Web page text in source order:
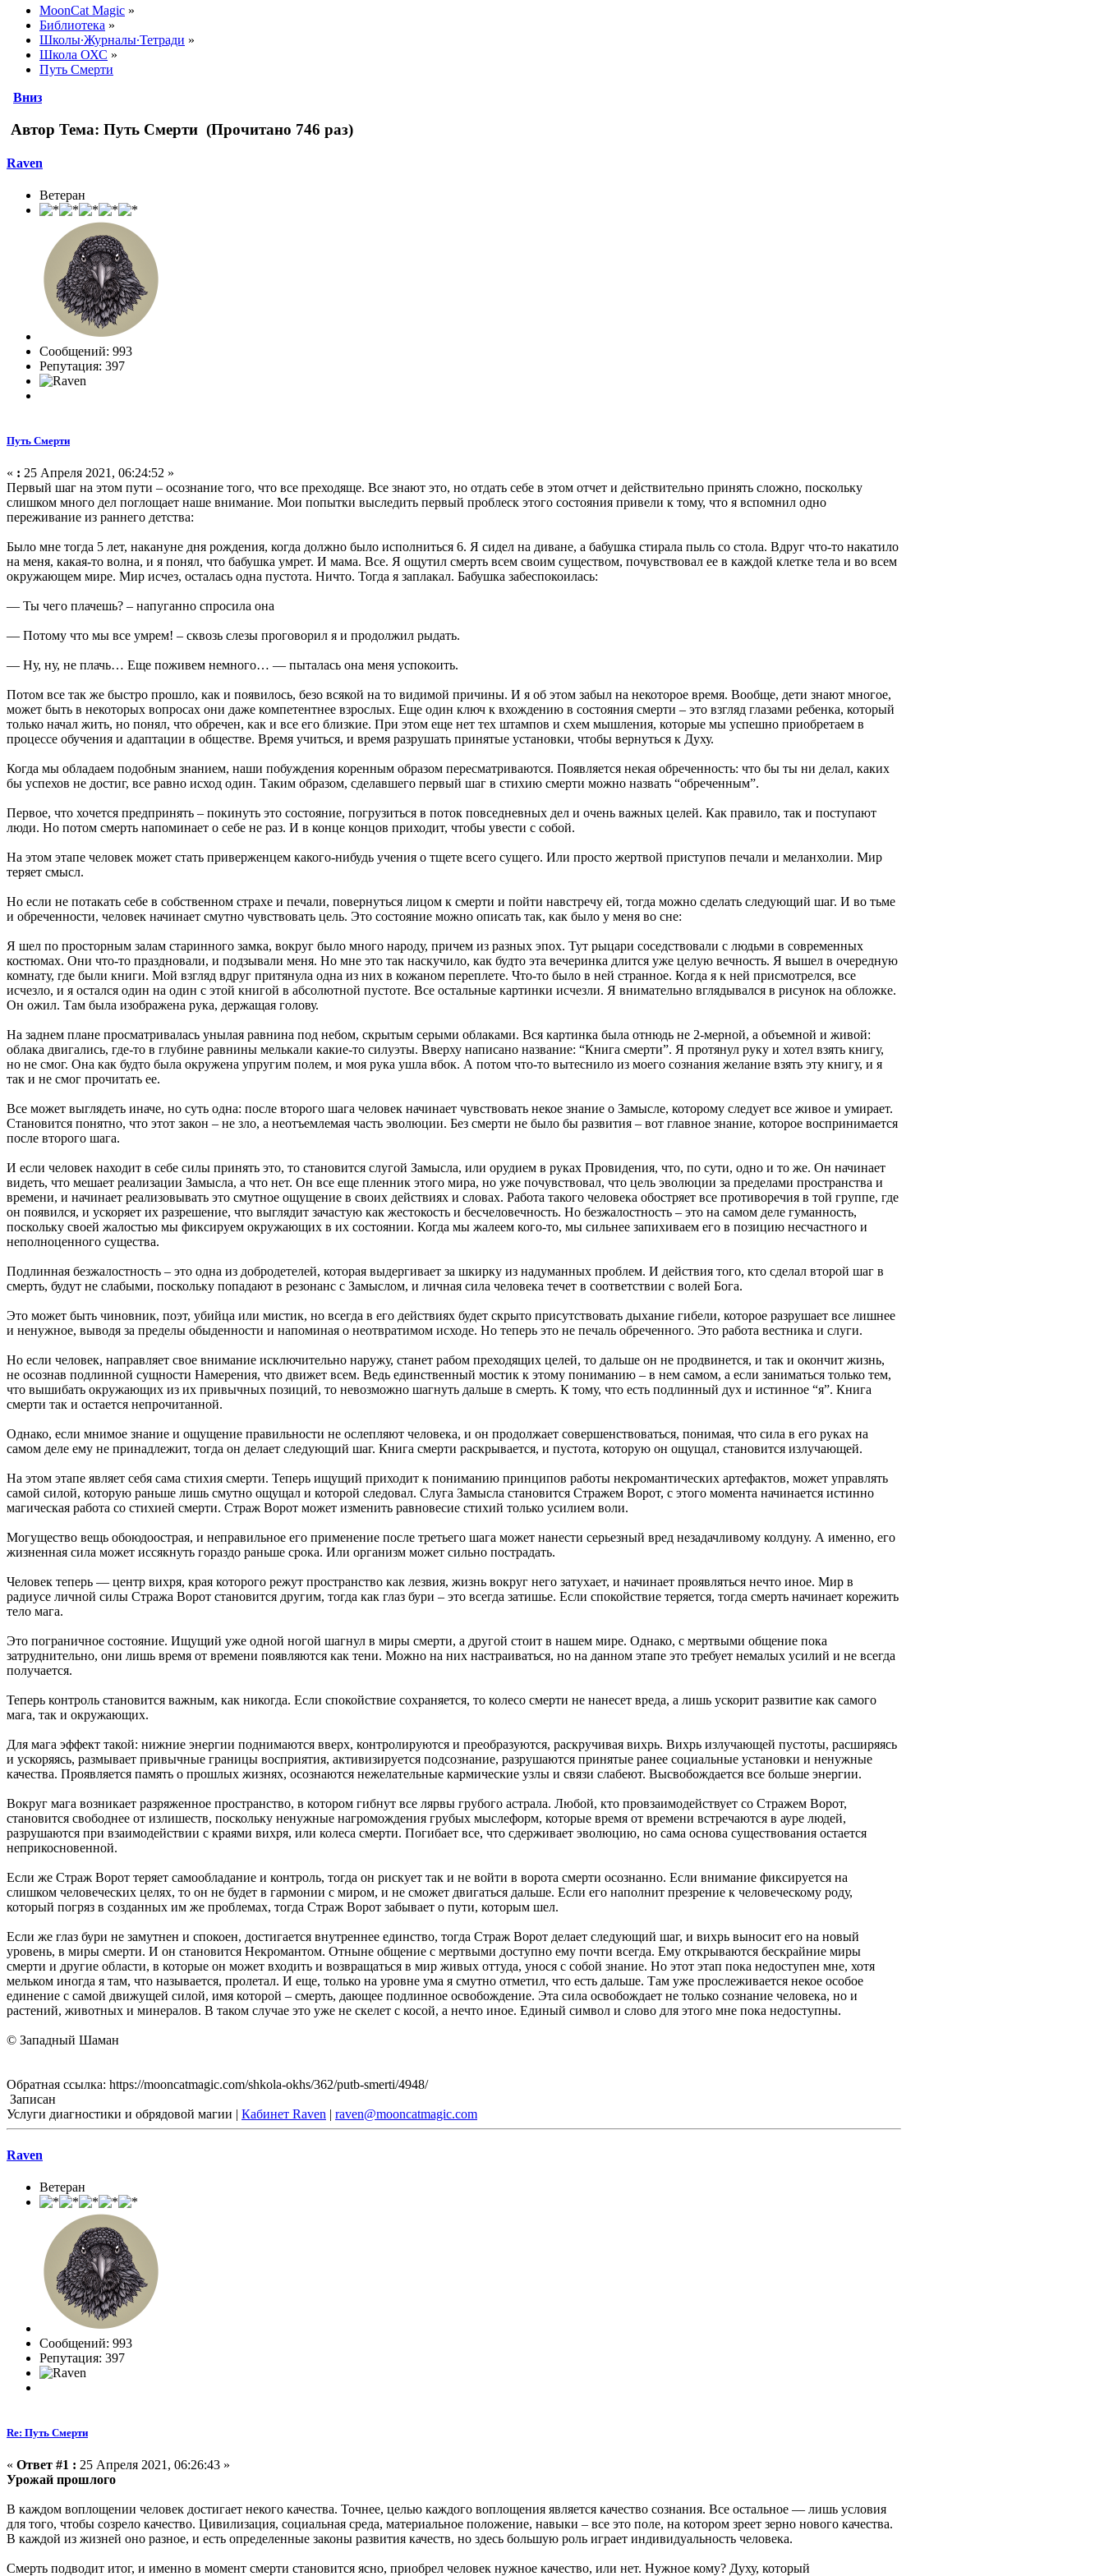
MoonCat Magic »
Библиотека »
Школы∙Журналы∙Тетради »
Школа ОХС »
Путь Смерти
Вниз
Автор Тема: Путь Смерти (Прочитано 746 раз)
Raven
Ветеран
Сообщений: 993
Репутация: 397
Путь Смерти
« : 25 Апреля 2021, 06:24:52 »
Первый шаг на этом пути – осознание того, что все преходяще. Все знают это, но отдать себе в этом отчет и действительно принять сложно, поскольку
слишком много дел поглощает наше внимание. Мои попытки выследить первый проблеск этого состояния привели к тому, что я вспомнил одно
переживание из раннего детства:
Было мне тогда 5 лет, накануне дня рождения, когда должно было исполниться 6. Я сидел на диване, а бабушка стирала пыль со стола. Вдруг что-то накатило
на меня, какая-то волна, и я понял, что бабушка умрет. И мама. Все. Я ощутил смерть всем своим существом, почувствовал ее в каждой клетке тела и во всем
окружающем мире. Мир исчез, осталась одна пустота. Ничто. Тогда я заплакал. Бабушка забеспокоилась:
— Ты чего плачешь? – напуганно спросила она
— Потому что мы все умрем! – сквозь слезы проговорил я и продолжил рыдать.
— Ну, ну, не плачь… Еще поживем немного… — пыталась она меня успокоить.
Потом все так же быстро прошло, как и появилось, безо всякой на то видимой причины. И я об этом забыл на некоторое время. Вообще, дети знают многое,
может быть в некоторых вопросах они даже компетентнее взрослых. Еще один ключ к вхождению в состояния смерти – это взгляд глазами ребенка, который
только начал жить, но понял, что обречен, как и все его близкие. При этом еще нет тех штампов и схем мышления, которые мы успешно приобретаем в
процессе обучения и адаптации в обществе. Время учиться, и время разрушать принятые установки, чтобы вернуться к Духу.
Когда мы обладаем подобным знанием, наши побуждения коренным образом пересматриваются. Появляется некая обреченность: что бы ты ни делал, каких
бы успехов не достиг, все равно исход один. Таким образом, сделавшего первый шаг в стихию смерти можно назвать “обреченным”.
Первое, что хочется предпринять – покинуть это состояние, погрузиться в поток повседневных дел и очень важных целей. Как правило, так и поступают
люди. Но потом смерть напоминает о себе не раз. И в конце концов приходит, чтобы увести с собой.
На этом этапе человек может стать приверженцем какого-нибудь учения о тщете всего сущего. Или просто жертвой приступов печали и меланхолии. Мир
теряет смысл.
Но если не потакать себе в собственном страхе и печали, повернуться лицом к смерти и пойти навстречу ей, тогда можно сделать следующий шаг. И во тьме
и обреченности, человек начинает смутно чувствовать цель. Это состояние можно описать так, как было у меня во сне:
Я шел по просторным залам старинного замка, вокруг было много народу, причем из разных эпох. Тут рыцари соседствовали с людьми в современных
костюмах. Они что-то праздновали, и подзывали меня. Но мне это так наскучило, как будто эта вечеринка длится уже целую вечность. Я вышел в очередную
комнату, где были книги. Мой взгляд вдруг притянула одна из них в кожаном переплете. Что-то было в ней странное. Когда я к ней присмотрелся, все
исчезло, и я остался один на один с этой книгой в абсолютной пустоте. Все остальные картинки исчезли. Я внимательно вглядывался в рисунок на обложке.
Он ожил. Там была изображена рука, держащая голову.
На заднем плане просматривалась унылая равнина под небом, скрытым серыми облаками. Вся картинка была отнюдь не 2-мерной, а объемной и живой:
облака двигались, где-то в глубине равнины мелькали какие-то силуэты. Вверху написано название: “Книга смерти”. Я протянул руку и хотел взять книгу,
но не смог. Она как будто была окружена упругим полем, и моя рука ушла вбок. А потом что-то вытеснило из моего сознания желание взять эту книгу, и я
так и не смог прочитать ее.
Все может выглядеть иначе, но суть одна: после второго шага человек начинает чувствовать некое знание о Замысле, которому следует все живое и умирает.
Становится понятно, что этот закон – не зло, а неотъемлемая часть эволюции. Без смерти не было бы развития – вот главное знание, которое воспринимается
после второго шага.
И если человек находит в себе силы принять это, то становится слугой Замысла, или орудием в руках Провидения, что, по сути, одно и то же. Он начинает
видеть, что мешает реализации Замысла, а что нет. Он все еще пленник этого мира, но уже почувствовал, что цель эволюции за пределами пространства и
времени, и начинает реализовывать это смутное ощущение в своих действиях и словах. Работа такого человека обостряет все противоречия в той группе, где
он появился, и ускоряет их разрешение, что выглядит зачастую как жестокость и бесчеловечность. Но безжалостность – это на самом деле гуманность,
поскольку своей жалостью мы фиксируем окружающих в их состоянии. Когда мы жалеем кого-то, мы сильнее запихиваем его в позицию несчастного и
неполноценного существа.
Подлинная безжалостность – это одна из добродетелей, которая выдергивает за шкирку из надуманных проблем. И действия того, кто сделал второй шаг в
смерть, будут не слабыми, поскольку попадают в резонанс с Замыслом, и личная сила человека течет в соответствии с волей Бога.
Это может быть чиновник, поэт, убийца или мистик, но всегда в его действиях будет скрыто присутствовать дыхание гибели, которое разрушает все лишнее
и ненужное, выводя за пределы обыденности и напоминая о неотвратимом исходе. Но теперь это не печаль обреченного. Это работа вестника и слуги.
Но если человек, направляет свое внимание исключительно наружу, станет рабом преходящих целей, то дальше он не продвинется, и так и окончит жизнь,
не осознав подлинной сущности Намерения, что движет всем. Ведь единственный мостик к этому пониманию – в нем самом, а если заниматься только тем,
что вышибать окружающих из их привычных позиций, то невозможно шагнуть дальше в смерть. К тому, что есть подлинный дух и истинное “я”. Книга
смерти так и остается непрочитанной.
Однако, если мнимое знание и ощущение правильности не ослепляют человека, и он продолжает совершенствоваться, понимая, что сила в его руках на
самом деле ему не принадлежит, тогда он делает следующий шаг. Книга смерти раскрывается, и пустота, которую он ощущал, становится излучающей.
На этом этапе являет себя сама стихия смерти. Теперь ищущий приходит к пониманию принципов работы некромантических артефактов, может управлять
самой силой, которую раньше лишь смутно ощущал и которой следовал. Слуга Замысла становится Стражем Ворот, с этого момента начинается истинно
магическая работа со стихией смерти. Страж Ворот может изменить равновесие стихий только усилием воли.
Могущество вещь обоюдоострая, и неправильное его применение после третьего шага может нанести серьезный вред незадачливому колдуну. А именно, его
жизненная сила может иссякнуть гораздо раньше срока. Или организм может сильно пострадать.
Человек теперь — центр вихря, края которого режут пространство как лезвия, жизнь вокруг него затухает, и начинает проявляться нечто иное. Мир в
радиусе личной силы Стража Ворот становится другим, тогда как глаз бури – это всегда затишье. Если спокойствие теряется, тогда смерть начинает корежить
тело мага.
Это пограничное состояние. Ищущий уже одной ногой шагнул в миры смерти, а другой стоит в нашем мире. Однако, с мертвыми общение пока
затруднительно, они лишь время от времени появляются как тени. Можно на них настраиваться, но на данном этапе это требует немалых усилий и не всегда
получается.
Теперь контроль становится важным, как никогда. Если спокойствие сохраняется, то колесо смерти не нанесет вреда, а лишь ускорит развитие как самого
мага, так и окружающих.
Для мага эффект такой: нижние энергии поднимаются вверх, контролируются и преобразуются, раскручивая вихрь. Вихрь излучающей пустоты, расширяясь
и ускоряясь, размывает привычные границы восприятия, активизируется подсознание, разрушаются принятые ранее социальные установки и ненужные
качества. Проявляется память о прошлых жизнях, осознаются нежелательные кармические узлы и связи слабеют. Высвобождается все больше энергии.
Вокруг мага возникает разряженное пространство, в котором гибнут все лярвы грубого астрала. Любой, кто провзаимодействует со Стражем Ворот,
становится свободнее от излишеств, поскольку ненужные нагромождения грубых мыслеформ, которые время от времени встречаются в ауре людей,
разрушаются при взаимодействии с краями вихря, или колеса смерти. Погибает все, что сдерживает эволюцию, но сама основа существования остается
неприкосновенной.
Если же Страж Ворот теряет самообладание и контроль, тогда он рискует так и не войти в ворота смерти осознанно. Если внимание фиксируется на
слишком человеческих целях, то он не будет в гармонии с миром, и не сможет двигаться дальше. Если его наполнит презрение к человеческому роду,
который погряз в созданных им же проблемах, тогда Страж Ворот забывает о пути, которым шел.
Если же глаз бури не замутнен и спокоен, достигается внутреннее единство, тогда Страж Ворот делает следующий шаг, и вихрь выносит его на новый
уровень, в миры смерти. И он становится Некромантом. Отныне общение с мертвыми доступно ему почти всегда. Ему открываются бескрайние миры
смерти и другие области, в которые он может входить и возвращаться в мир живых оттуда, унося с собой знание. Но этот этап пока недоступен мне, хотя
мельком иногда я там, что называется, пролетал. И еще, только на уровне ума я смутно отметил, что есть дальше. Там уже прослеживается некое особое
единение с самой движущей силой, имя которой – смерть, дающее подлинное освобождение. Эта сила освобождает не только сознание человека, но и
растений, животных и минералов. В таком случае это уже не скелет с косой, а нечто иное. Единый символ и слово для этого мне пока недоступны.
© Западный Шаман
Обратная ссылка: https://mooncatmagic.com/shkola-okhs/362/putb-smerti/4948/
Записан
Услуги диагностики и обрядовой магии | Кабинет Raven raven@mooncatmagic.com
Raven
Ветеран
Сообщений: 993
Репутация: 397
Re: Путь Смерти
« Ответ #1 : 25 Апреля 2021, 06:26:43 »
Урожай прошлого
В каждом воплощении человек достигает некого качества. Точнее, целью каждого воплощения является качество сознания. Все остальное — лишь условия
для того, чтобы созрело качество. Цивилизация, социальная среда, материальное положение, навыки – все это поле, на котором зреет зерно нового качества.
В каждой из жизней оно разное, и есть определенные законы развития качеств, но здесь большую роль играет индивидуальность человека.
Смерть подводит итог, и именно в момент смерти становится ясно, приобрел человек нужное качество, или нет. Нужное кому? Духу, который